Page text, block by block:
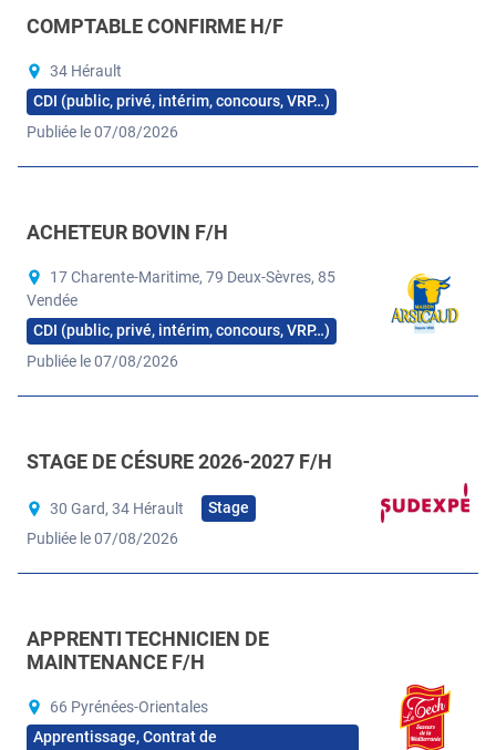
COMPTABLE CONFIRME H/F
34 Hérault
CDI (public, privé, intérim, concours, VRP…)
Publiée le 07/08/2026
ACHETEUR BOVIN F/H
17 Charente-Maritime, 79 Deux-Sèvres, 85
Vendée
CDI (public, privé, intérim, concours, VRP…)
Publiée le 07/08/2026
STAGE DE CÉSURE 2026-2027 F/H
30 Gard, 34 Hérault
Stage
Publiée le 07/08/2026
APPRENTI TECHNICIEN DE
MAINTENANCE F/H
66 Pyrénées-Orientales
Apprentissage, Contrat de